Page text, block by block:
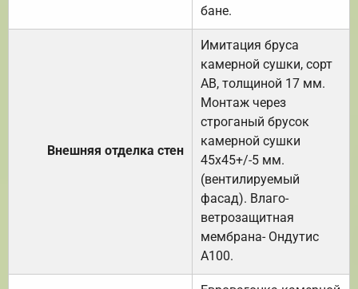
бане.
Внешняя отделка стен
Имитация бруса
камерной сушки, сорт
АВ, толщиной 17 мм.
Монтаж через
строганый брусок
камерной сушки
45х45+/-5 мм.
(вентилируемый
фасад). Влаго-
ветрозащитная
мембрана- Ондутис
А100.